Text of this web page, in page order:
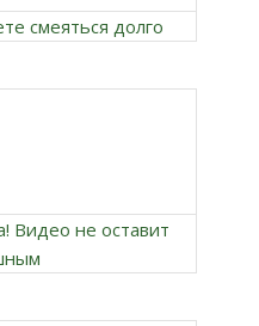
смеяться долго
Видео не оставит